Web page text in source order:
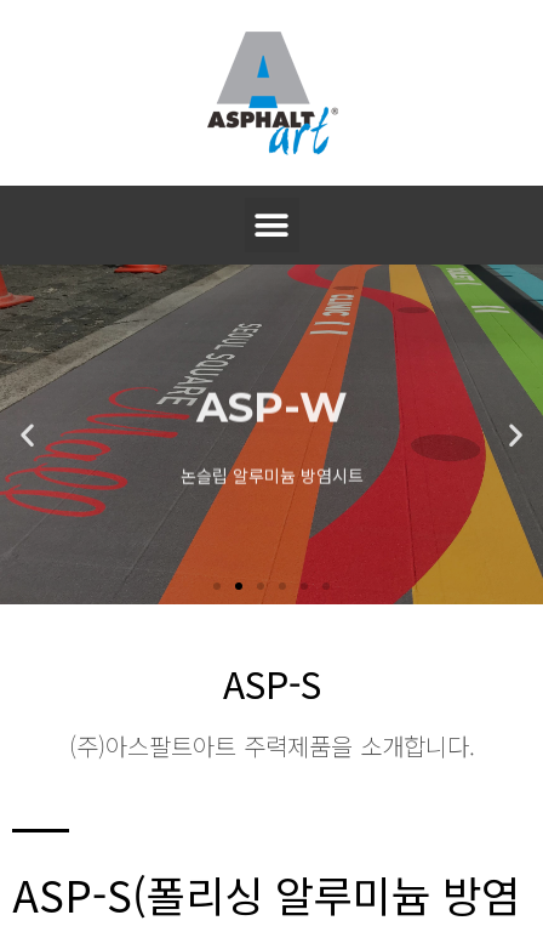
ASP-W
논슬립 알루미늄 방염시트
ASP-S
(주)아스팔트아트 주력제품을 소개합니다.
ASP-S(폴리싱 알루미늄 방염